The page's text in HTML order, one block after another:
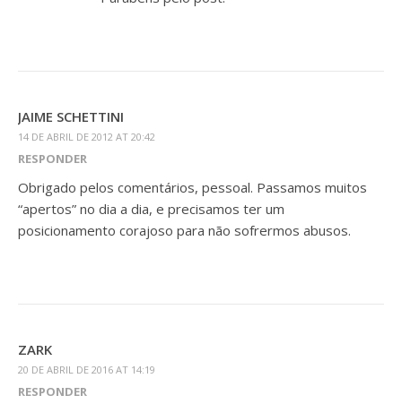
JAIME SCHETTINI
14 DE ABRIL DE 2012 AT 20:42
RESPONDER
Obrigado pelos comentários, pessoal. Passamos muitos
“apertos” no dia a dia, e precisamos ter um
posicionamento corajoso para não sofrermos abusos.
ZARK
20 DE ABRIL DE 2016 AT 14:19
RESPONDER